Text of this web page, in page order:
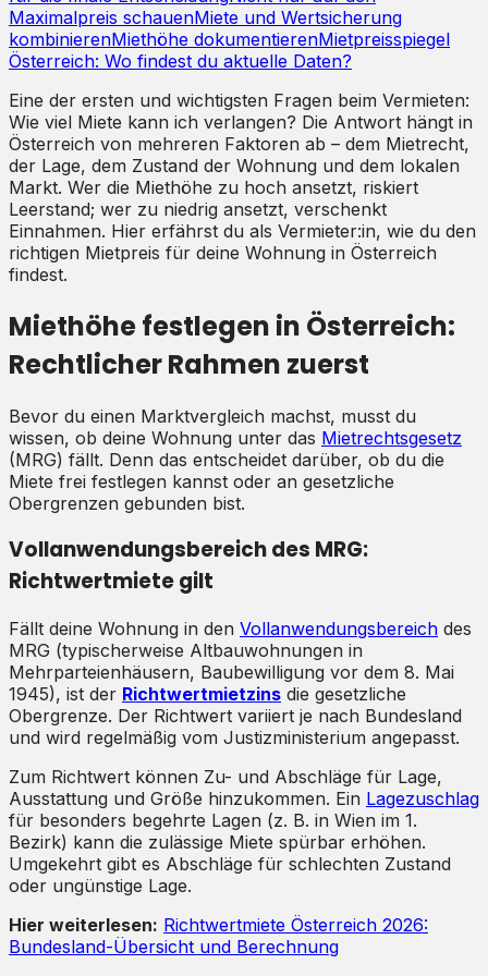
Maximalpreis schauenMiete und Wertsicherung
kombinierenMiethöhe dokumentierenMietpreisspiegel
Österreich: Wo findest du aktuelle Daten?
Eine der ersten und wichtigsten Fragen beim Vermieten:
Wie viel Miete kann ich verlangen? Die Antwort hängt in
Österreich von mehreren Faktoren ab – dem Mietrecht,
der Lage, dem Zustand der Wohnung und dem lokalen
Markt. Wer die Miethöhe zu hoch ansetzt, riskiert
Leerstand; wer zu niedrig ansetzt, verschenkt
Einnahmen. Hier erfährst du als Vermieter:in, wie du den
richtigen Mietpreis für deine Wohnung in Österreich
findest.
Miethöhe festlegen in Österreich:
Rechtlicher Rahmen zuerst
Bevor du einen Marktvergleich machst, musst du
wissen, ob deine Wohnung unter das Mietrechtsgesetz
(MRG) fällt. Denn das entscheidet darüber, ob du die
Miete frei festlegen kannst oder an gesetzliche
Obergrenzen gebunden bist.
Vollanwendungsbereich des MRG:
Richtwertmiete gilt
Fällt deine Wohnung in den Vollanwendungsbereich des
MRG (typischerweise Altbauwohnungen in
Mehrparteienhäusern, Baubewilligung vor dem 8. Mai
1945), ist der Richtwertmietzins die gesetzliche
Obergrenze. Der Richtwert variiert je nach Bundesland
und wird regelmäßig vom Justizministerium angepasst.
Zum Richtwert können Zu- und Abschläge für Lage,
Ausstattung und Größe hinzukommen. Ein Lagezuschlag
für besonders begehrte Lagen (z. B. in Wien im 1.
Bezirk) kann die zulässige Miete spürbar erhöhen.
Umgekehrt gibt es Abschläge für schlechten Zustand
oder ungünstige Lage.
Hier weiterlesen: Richtwertmiete Österreich 2026:
Bundesland-Übersicht und Berechnung